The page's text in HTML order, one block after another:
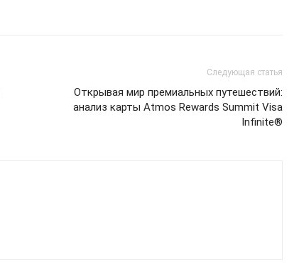
Следующая статья
Открывая мир премиальных путешествий:
анализ карты Atmos Rewards Summit Visa
Infinite®